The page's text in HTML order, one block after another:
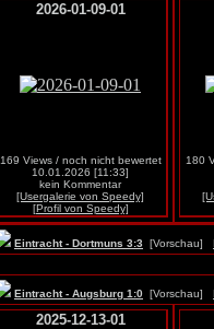
2026-01-09-01
169 Views / noch nicht bewertet
10.01.2026 [11:33]
kein Kommentar
[Usergalerie von Speedy]
[Profil von Speedy]
180
Eintracht - Dortmuns 3:3 [Vorschau]
Eintracht - Augsburg 1:0 [Vorschau]
2025-12-13-01